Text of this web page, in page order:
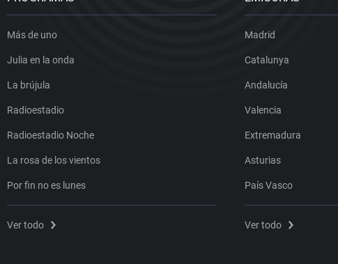
Más de uno
Julia en la onda
La brújula
Radioestadio
Radioestadio Noche
La rosa de los vientos
Por fin no es lunes
Ver todo
Madrid
Catalunya
Andalucía
Valencia
Extremadura
Asturias
País Vasco
Ver todo